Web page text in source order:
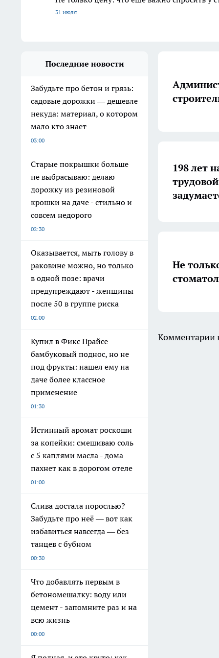
31 июля
Последние новости
Забудьте про бетон и грязь:
садовые дорожки — дешевле
некуда: материал, о котором
мало кто знает
03:00
Старые покрышки больше
не выбрасываю: делаю
дорожку из резиновой
крошки на даче - стильно и
совсем недорого
02:30
Оказывается, мыть голову в
раковине можно, но только
в одной позе: врачи
предупреждают - женщины
после 50 в группе риска
02:00
Купил в Фикс Прайсе
бамбуковый поднос, но не
под фрукты: нашел ему на
даче более классное
применение
01:30
Истинный аромат роскоши
за копейки: смешиваю соль
с 5 каплями масла - дома
пахнет как в дорогом отеле
01:00
Слива достала порослью?
Забудьте про неё — вот как
избавиться навсегда — без
танцев с бубном
00:30
Что добавлять первым в
бетономешалку: воду или
цемент - запомните раз и на
всю жизнь
00:00
198 лет
Не
Комментарии